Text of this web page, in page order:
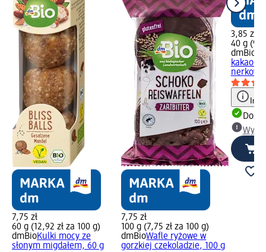
7,75 zł
60 g (12,92 zł za 100 g)
dmBioKulki mocy ze
słonym migdałem, 60 g
7,75 zł
100 g (7,75 zł za 100 g)
dmBioWafle ryżowe w
gorzkiej czekoladzie, 100 g
3,85 zł
40 g
dmBio
kakao i